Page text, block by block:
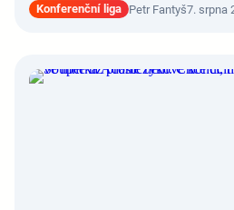
Konferenční liga Petr Fantyš7. srpna